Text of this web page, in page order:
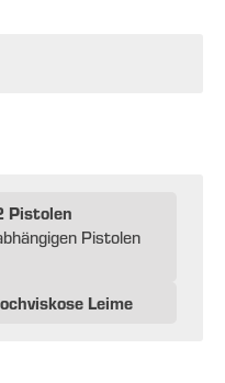
Pistolen
Pistolen
Leime